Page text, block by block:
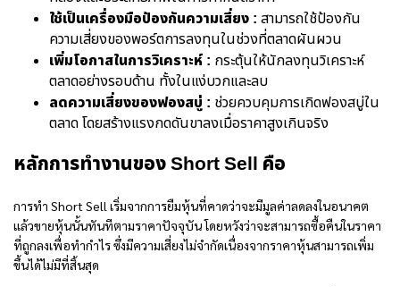
ใช้เป็นเครื่องมือป้องกันความเสี่ยง : สามารถใช้ป้องกัน
ความเสี่ยงของพอร์ตการลงทุนในช่วงที่ตลาดผันผวน
เพิ่มโอกาสในการวิเคราะห์ : กระตุ้นให้นักลงทุนวิเคราะห์
ตลาดอย่างรอบด้าน ทั้งในแง่บวกและลบ
ลดความเสี่ยงของฟองสบู่ : ช่วยควบคุมการเกิดฟองสบู่ใน
ตลาด โดยสร้างแรงกดดันขาลงเมื่อราคาสูงเกินจริง
หลักการทำงานของShort Sell คือ
การทำ Short Sell เริ่มจากการยืมหุ้นที่คาดว่าจะมีมูลค่าลดลงในอนาคต
แล้วขายหุ้นนั้นทันทีตามราคาปัจจุบัน โดยหวังว่าจะสามารถซื้อคืนในราคา
ที่ถูกลงเพื่อทำกำไร ซึ่งมีความเสี่ยงไม่จำกัดเนื่องจากราคาหุ้นสามารถเพิ่ม
ขึ้นได้ไม่มีที่สิ้นสุด